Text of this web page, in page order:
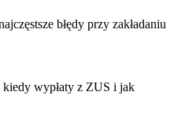
błędy przy zakładaniu
wypłaty z ZUS i jak